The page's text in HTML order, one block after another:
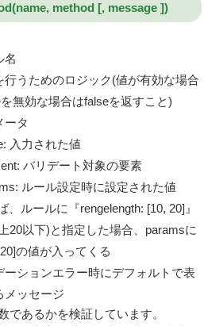
method [, message ])
名
行うためのロジック(値が有効な場合
無効な場合はfalseを返すこと)
ータ
入力された値
バリデート対象の要素
ルール設定時に設定された値
、ルールに『rengelength: [10, 20]』
20以下)と指定した場合、paramsに
の値が入ってくる
ーションエラー時にデフォルトで表
メッセージ
であるかを検証しています。